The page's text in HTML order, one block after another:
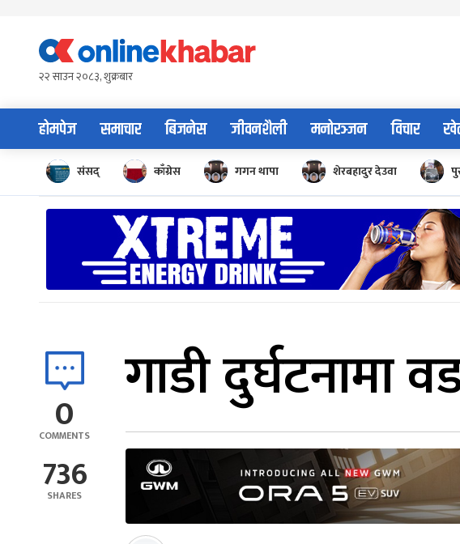
content२२ साउन २०८३, शुक्रबार
होमपेज समाचार बिजनेस जीवनशैली मनोरञ्जन विचार
संसद् काँग्रेस गगन थापा शेरबहादुर देउवा
0
COMMENTS
736
SHARES
गाडी दुर्घटनामा